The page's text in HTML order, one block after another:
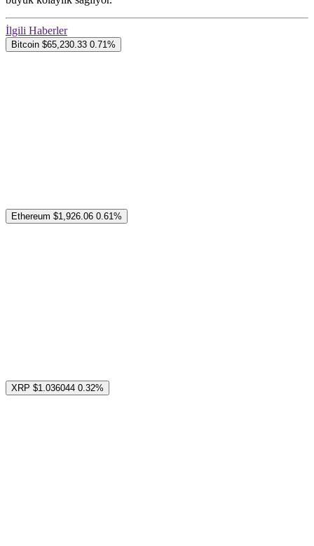
İlgili Haberler
Bitcoin $65,230.33 0.71%
Ethereum $1,926.06 0.61%
XRP $1.036044 0.32%